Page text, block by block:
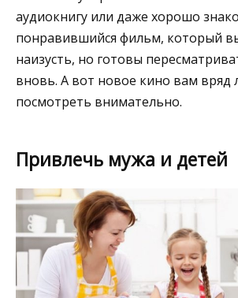
аудиокнигу или даже хорошо
понравившийся фильм, который
наизусть, но готовы
вновь. А вот новое кино вам вряд
посмотреть внимательно.
Привлечь мужа и детей